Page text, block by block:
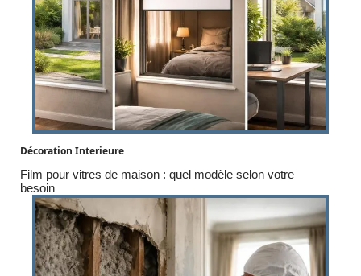
Décoration Interieure
Film pour vitres de maison : quel modèle selon votre
besoin